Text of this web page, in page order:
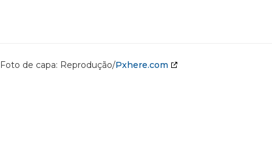
Foto de capa: Reprodução/Pxhere.com